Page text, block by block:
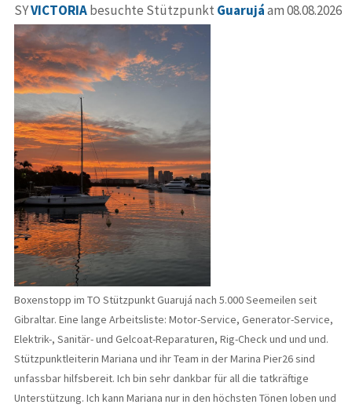
SYVICTORIAbesuchte Stützpunkt Guarujáam 08.08.2026
Boxenstopp im TO Stützpunkt Guarujá nach 5.000 Seemeilen seit
Gibraltar. Eine lange Arbeitsliste: Motor-Service, Generator-Service,
Elektrik-, Sanitär- und Gelcoat-Reparaturen, Rig-Check und und und.
Stützpunktleiterin Mariana und ihr Team in der Marina Pier26 sind
unfassbar hilfsbereit. Ich bin sehr dankbar für all die tatkräftige
Unterstützung. Ich kann Mariana nur in den höchsten Tönen loben und